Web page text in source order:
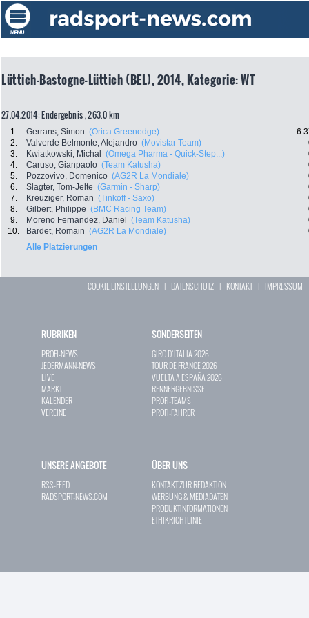
Lüttich-Bastogne-Lüttich (BEL), 2014, Kategorie: WT
27.04.2014: Endergebnis , 263.0 km
1. Gerrans, Simon (Orica Greenedge)
2.
Valverde Belmonte, Alejandro (Movistar Team)
3.
Kwiatkowski, Michal (Omega Pharma - Quick-Step...)
4.
Caruso, Gianpaolo (Team Katusha)
5.
Pozzovivo, Domenico (AG2R La Mondiale)
6.
Slagter, Tom-Jelte (Garmin - Sharp)
7.
Kreuziger, Roman (Tinkoff - Saxo)
8.
Gilbert, Philippe (BMC Racing Team)
9.
Moreno Fernandez, Daniel (Team Katusha)
10.
Bardet, Romain (AG2R La Mondiale)
Alle Platzierungen
COOKIE EINSTELLUNGEN | DATENSCHUTZ | KONTAKT| IMPRESSUM
RUBRIKEN
PROFI-NEWS
JEDERMANN-NEWS
LIVE
MARKT
KALENDER
VEREINE
SONDERSEITEN
GIRO D`ITALIA 2026
TOUR DE FRANCE 2026
VUELTA A ESPAÑA 2026
RENNERGEBNISSE
PROFI-TEAMS
PROFI-FAHRER
UNSERE ANGEBOTE
RSS-FEED
RADSPORT-NEWS.COM
ÜBER UNS
KONTAKT ZUR REDAKTION
WERBUNG & MEDIADATEN
PRODUKTINFORMATIONEN
ETHIKRICHTLINIE